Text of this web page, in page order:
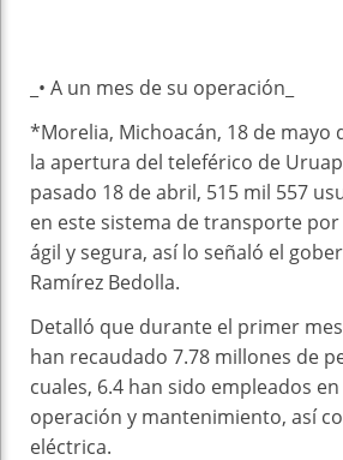
_• A un mes de su operación_
*Morelia, Michoacán, 18 de mayo
la apertura del teleférico de
pasado 18 de abril, 515 mil 557
en este sistema de transporte
ágil y segura, así lo señaló el
Ramírez Bedolla.
Detalló que durante el primer
han recaudado 7.78 millones de
cuales, 6.4 han sido empleados
operación y mantenimiento, así
eléctrica.